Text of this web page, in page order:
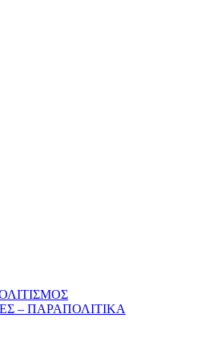
– ΠΑΡΑΠΟΛΙΤΙΚΑ